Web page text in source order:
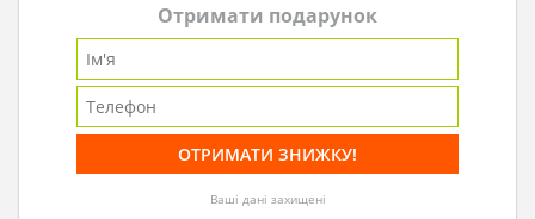
Отримати подарунок
Ваші дані захищені